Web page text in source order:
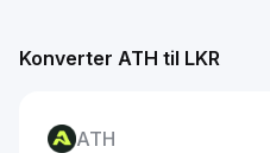
Konverter ATH til LKR
ATH